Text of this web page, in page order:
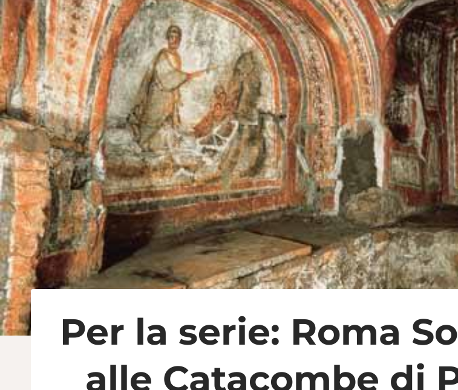
Per la serie: Roma
alle Catacombe di